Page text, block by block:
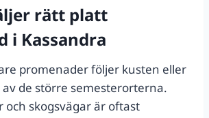
rätt platt
i Kassandra
promenader följer kusten eller
de större semesterorterna.
och skogsvägar är oftast